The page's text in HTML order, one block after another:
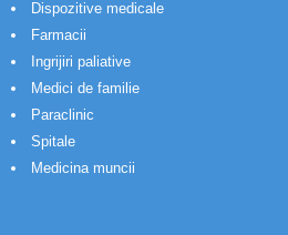
Dispozitive medicale
Farmacii
Ingrijiri paliative
Medici de familie
Paraclinic
Spitale
Medicina muncii